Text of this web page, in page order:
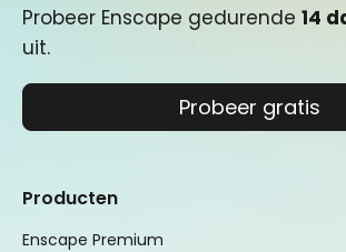
Probeer Enscape gedurende 14
uit.
Probeer gratis
Producten
Enscape Premium